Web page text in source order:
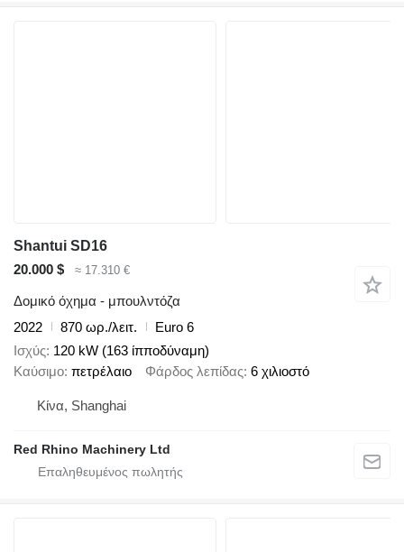
Shantui SD16
20.000 $
≈ 17.310 €
Δομικό όχημα - μπουλντόζα
2022
870 ωρ./λειτ.
Euro 6
Ισχύς 120 kW (163 ίπποδύναμη)
Καύσιμο πετρέλαιο Φάρδος λεπίδας 6 χιλιοστό
Κίνα, Shanghai
Red Rhino Machinery Ltd